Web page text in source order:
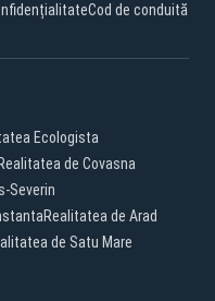
Cod de conduită
Ecologista
Realitatea de Covasna
Severin
Realitatea de Arad
de Satu Mare